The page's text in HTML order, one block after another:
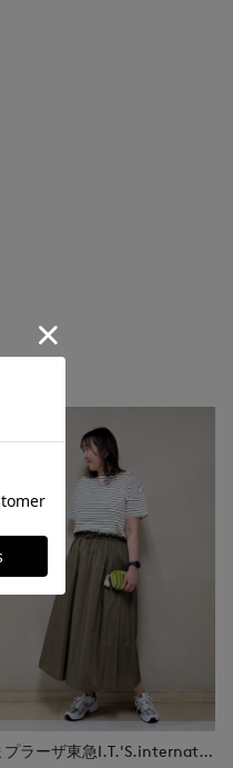
たまプラーザ東急I.T.'S.international